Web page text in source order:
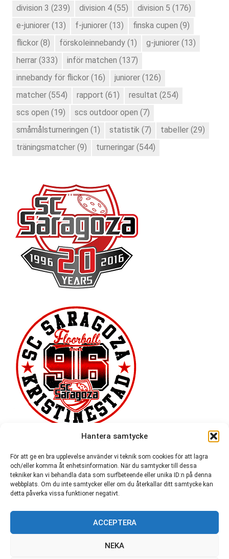
Hantera samtycke
För att ge en bra upplevelse använder vi teknik som cookies för att lagra
och/eller komma åt enhetsinformation. När du samtycker till dessa
tekniker kan vi behandla data som surfbeteende eller unika ID:n på denna
webbplats. Om du inte samtycker eller om du återkallar ditt samtycke kan
detta påverka vissa funktioner negativt.
ACCEPTERA
NEKA
division 3 (239) division 4 (55) division 5 (176)
e-juniorer (13) f-juniorer (13) finska cupen (9)
flickor (8) förskoleinnebandy (1) g-juniorer (13)
herrar (333) inför matchen (137)
innebandy för flickor (16) juniorer (126)
matcher (554) rapport (61) resultat (254)
scs open (19) scs outdoor open (7)
småmålsturneringen (1) statistik (7) tabeller (29)
träningsmatcher (9) turneringar (544)